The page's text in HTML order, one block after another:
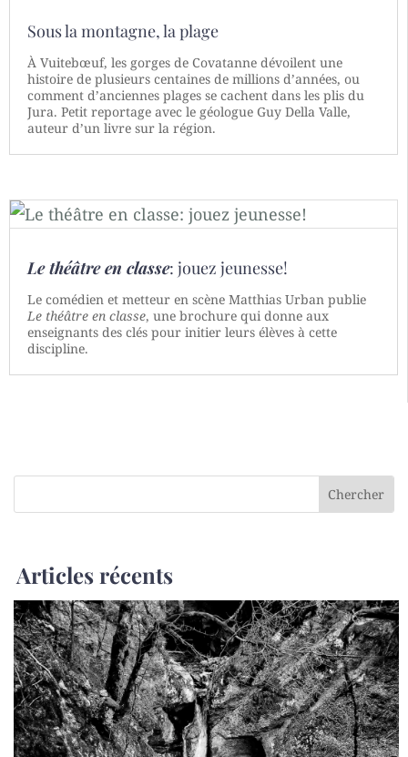
Sous la montagne, la plage
À Vuitebœuf, les gorges de Covatanne dévoilent une
histoire de plusieurs centaines de millions d’années, ou
comment d’anciennes plages se cachent dans les plis du
Jura. Petit reportage avec le géologue Guy Della Valle,
auteur d’un livre sur la région.
Le théâtre en classe: jouez jeunesse!
Le comédien et metteur en scène Matthias Urban publie
Le théâtre en classe, une brochure qui donne aux
enseignants des clés pour initier leurs élèves à cette
discipline.
Articles récents